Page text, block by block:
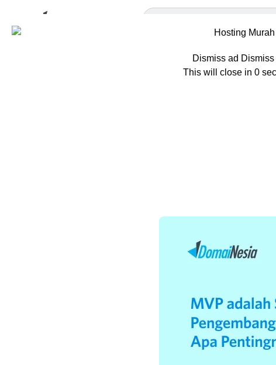
MVP
Produk,
Dismiss ad Dismiss
This will close in 0